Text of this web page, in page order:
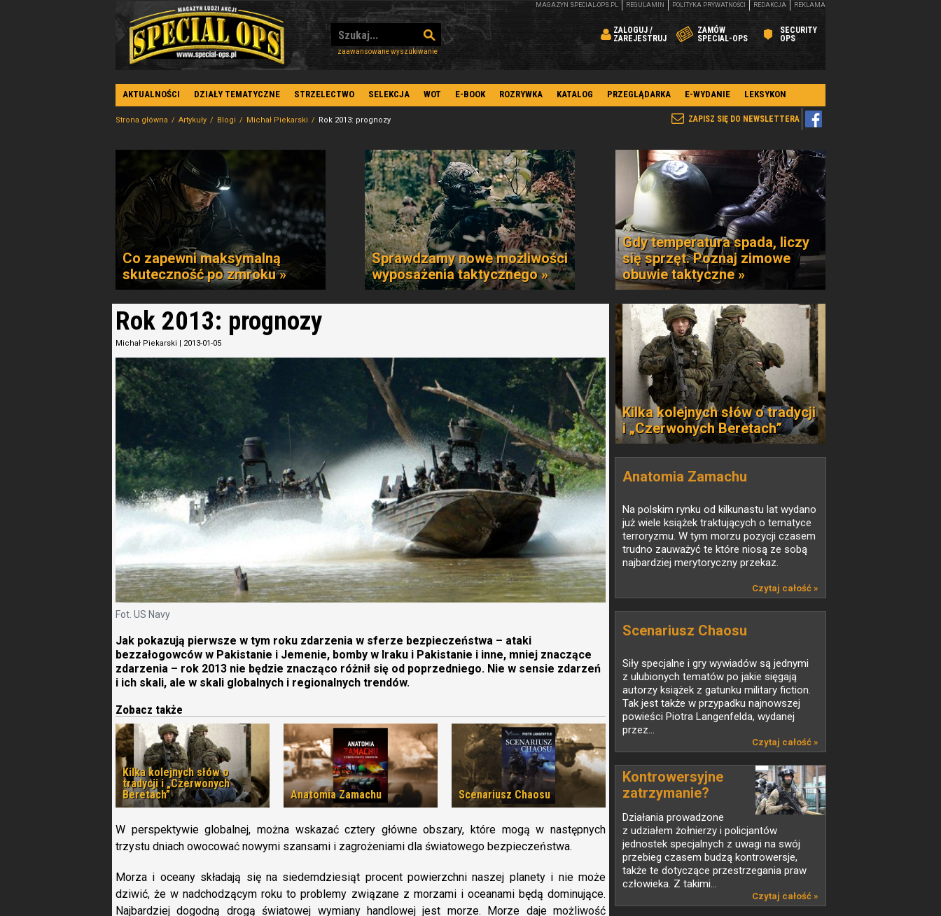
zaawansowane wyszukiwanie
ZALOGUJ /
ZAREJESTRUJ
ZAMÓW
SPECIAL-OPS
SECURITY
OPS
MAGAZYN SPECIAL-OPS.PL REGULAMIN POLITYKA PRYWATNOŚCI REDAKCJA REKLAMA
AKTUALNOŚCI DZIAŁY TEMATYCZNE STRZELECTWO SELEKCJA WOT E-BOOK ROZRYWKA KATALOG PRZEGLĄDARKA E-WYDANIE LEKSYKON
ZAPISZ SIĘ DO NEWSLETTERA
Strona główna Artykuły Blogi Michał Piekarski Rok 2013: prognozy
Co zapewni maksymalną
skuteczność po zmroku »
Sprawdzamy nowe możliwości
wyposażenia taktycznego »
Gdy temperatura spada, liczy
się sprzęt. Poznaj zimowe
obuwie taktyczne »
Rok 2013: prognozy
Michał Piekarski | 2013-01-05
Fot. US Navy
Jak pokazują pierwsze w tym roku zdarzenia w sferze bezpieczeństwa – ataki
bezzałogowców w Pakistanie i Jemenie, bomby w Iraku i Pakistanie i inne, mniej znaczące
zdarzenia – rok 2013 nie będzie znacząco różnił się od poprzedniego. Nie w sensie zdarzeń
i ich skali, ale w skali globalnych i regionalnych trendów.
Zobacz także
Kilka kolejnych słów o
tradycji i „Czerwonych
Beretach”
Anatomia Zamachu Scenariusz Chaosu
W perspektywie globalnej, można wskazać cztery główne obszary, które mogą w następnych
trzystu dniach owocować nowymi szansami i zagrożeniami dla światowego bezpieczeństwa.
Morza i oceany składają się na siedemdziesiąt procent powierzchni naszej planety i nie może
dziwić, że w nadchodzącym roku to problemy związane z morzami i oceanami będą dominujące.
Najbardziej dogodną drogą światowej wymiany handlowej jest morze. Morze daje możliwość
Kilka kolejnych słów o tradycji
i „Czerwonych Beretach”
Anatomia Zamachu
Na polskim rynku od kilkunastu lat wydano
już wiele książek traktujących o tematyce
terroryzmu. W tym morzu pozycji czasem
trudno zauważyć te które niosą ze sobą
najbardziej merytoryczny przekaz.
Czytaj całość »
Scenariusz Chaosu
Siły specjalne i gry wywiadów są jednymi
z ulubionych tematów po jakie sięgają
autorzy książek z gatunku military fiction.
Tak jest także w przypadku najnowszej
powieści Piotra Langenfelda, wydanej
przez...
Czytaj całość »
Kontrowersyjne
zatrzymanie?
Działania prowadzone
z udziałem żołnierzy i policjantów
jednostek specjalnych z uwagi na swój
przebieg czasem budzą kontrowersje,
także te dotyczące przestrzegania praw
człowieka. Z takimi...
Czytaj całość »